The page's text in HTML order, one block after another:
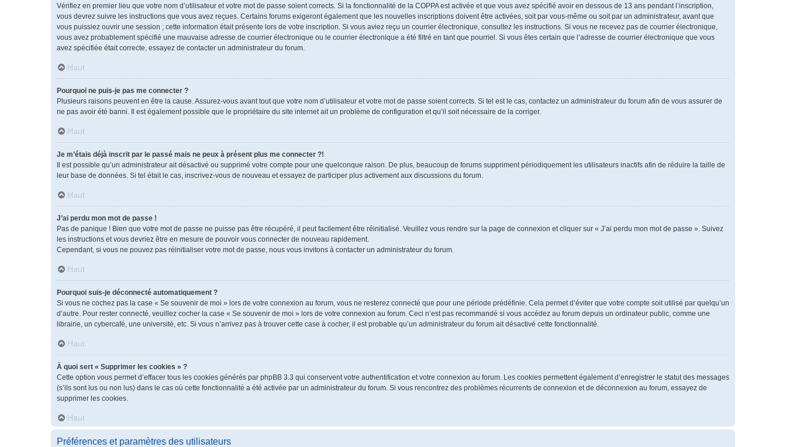
Vérifiez en premier lieu que votre nom d’utilisateur et votre mot de passe soient corrects. Si la fonctionnalité de la COPPA est activée et que vous avez spécifié avoir en dessous de 13 ans pendant l’inscription,
vous devrez suivre les instructions que vous avez reçues. Certains forums exigeront également que les nouvelles inscriptions doivent être activées, soit par vous-même ou soit par un administrateur, avant que
vous puissiez ouvrir une session ; cette information était présente lors de votre inscription. Si vous aviez reçu un courrier électronique, consultez les instructions. Si vous ne recevez pas de courrier électronique,
vous avez probablement spécifié une mauvaise adresse de courrier électronique ou le courrier électronique a été filtré en tant que pourriel. Si vous êtes certain que l’adresse de courrier électronique que vous
avez spécifiée était correcte, essayez de contacter un administrateur du forum.
Haut
Pourquoi ne puis-je pas me connecter ?
Plusieurs raisons peuvent en être la cause. Assurez-vous avant tout que votre nom d’utilisateur et votre mot de passe soient corrects. Si tel est le cas, contactez un administrateur du forum afin de vous assurer de
ne pas avoir été banni. Il est également possible que le propriétaire du site internet ait un problème de configuration et qu’il soit nécessaire de la corriger.
Haut
Je m’étais déjà inscrit par le passé mais ne peux à présent plus me connecter ?!
Il est possible qu’un administrateur ait désactivé ou supprimé votre compte pour une quelconque raison. De plus, beaucoup de forums suppriment périodiquement les utilisateurs inactifs afin de réduire la taille de
leur base de données. Si tel était le cas, inscrivez-vous de nouveau et essayez de participer plus activement aux discussions du forum.
Haut
J’ai perdu mon mot de passe !
Pas de panique ! Bien que votre mot de passe ne puisse pas être récupéré, il peut facilement être réinitialisé. Veuillez vous rendre sur la page de connexion et cliquer sur « J’ai perdu mon mot de passe ». Suivez
les instructions et vous devriez être en mesure de pouvoir vous connecter de nouveau rapidement.
Cependant, si vous ne pouvez pas réinitialiser votre mot de passe, nous vous invitons à contacter un administrateur du forum.
Haut
Pourquoi suis-je déconnecté automatiquement ?
Si vous ne cochez pas la case « Se souvenir de moi » lors de votre connexion au forum, vous ne resterez connecté que pour une période prédéfinie. Cela permet d’éviter que votre compte soit utilisé par quelqu’un
d’autre. Pour rester connecté, veuillez cocher la case « Se souvenir de moi » lors de votre connexion au forum. Ceci n’est pas recommandé si vous accédez au forum depuis un ordinateur public, comme une
librairie, un cybercafé, une université, etc. Si vous n’arrivez pas à trouver cette case à cocher, il est probable qu’un administrateur du forum ait désactivé cette fonctionnalité.
Haut
À quoi sert « Supprimer les cookies » ?
Cette option vous permet d’effacer tous les cookies générés par phpBB 3.3 qui conservent votre authentification et votre connexion au forum. Les cookies permettent également d’enregistrer le statut des messages
(s’ils sont lus ou non lus) dans le cas où cette fonctionnalité a été activée par un administrateur du forum. Si vous rencontrez des problèmes récurrents de connexion et de déconnexion au forum, essayez de
supprimer les cookies.
Haut
Préférences et paramètres des utilisateurs